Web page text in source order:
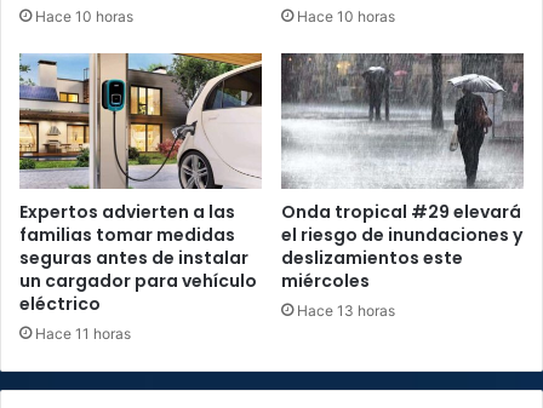
Hace 10 horas Hace 10 horas
Expertos advierten a las
familias tomar medidas
seguras antes de instalar
un cargador para vehículo
eléctrico
Hace 11 horas
Onda tropical #29 elevará
el riesgo de inundaciones y
deslizamientos este
miércoles
Hace 13 horas